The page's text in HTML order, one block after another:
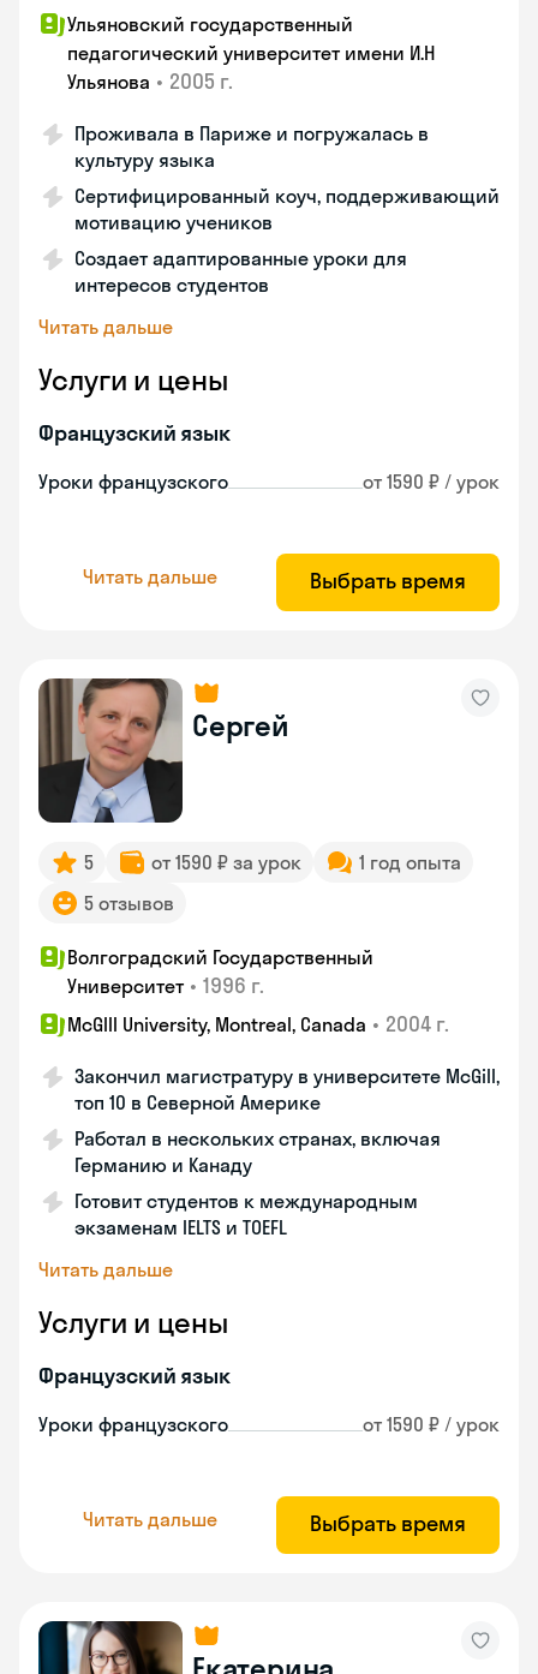
Ульяновский государственный
педагогический университет имени И.Н
Ульянова • 2005 г.
Проживала в Париже и погружалась в
культуру языка
Сертифицированный коуч, поддерживающий
мотивацию учеников
Создает адаптированные уроки для
интересов студентов
Читать дальше
Услуги и цены
Французский язык
Уроки французского от 1590 ₽ / урок
Читать дальше Выбрать время
Сергей
5 от 1590 ₽ за урок
1 год опыта
5 отзывов
Волгоградский Государственный
Университет • 1996 г.
McGIll University, Montreal, Canada • 2004 г.
Закончил магистратуру в университете McGill,
топ 10 в Северной Америке
Работал в нескольких странах, включая
Германию и Канаду
Готовит студентов к международным
экзаменам IELTS и TOEFL
Читать дальше
Услуги и цены
Французский язык
Уроки французского от 1590 ₽ / урок
Читать дальше Выбрать время